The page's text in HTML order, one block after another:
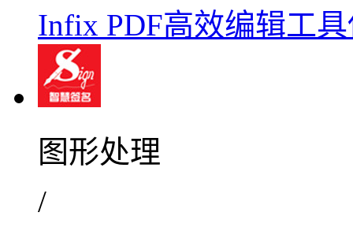
Infix PDF高效编辑工
图形处理
/